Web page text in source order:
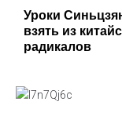
Уроки
взять из
радикалов